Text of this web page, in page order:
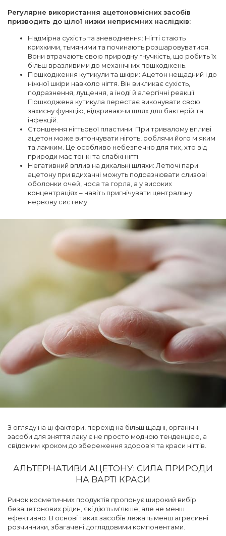
Регулярне використання ацетоновмісних засобів
призводить до цілої низки неприємних наслідків:
Надмірна сухість та зневоднення: Нігті стають
крихкими, тьмяними та починають розшаровуватися.
Вони втрачають свою природну гнучкість, що робить їх
більш вразливими до механічних пошкоджень.
Пошкодження кутикули та шкіри: Ацетон нещадний і до
ніжної шкіри навколо нігтя. Він викликає сухість,
подразнення, лущення, а іноді й алергічні реакції.
Пошкоджена кутикула перестає виконувати свою
захисну функцію, відкриваючи шлях для бактерій та
інфекцій.
Стоншення нігтьової пластини: При тривалому впливі
ацетон може витончувати ніготь, роблячи його м'яким
та ламким. Це особливо небезпечно для тих, хто від
природи має тонкі та слабкі нігті.
Негативний вплив на дихальні шляхи: Летючі пари
ацетону при вдиханні можуть подразнювати слизові
оболонки очей, носа та горла, а у високих
концентраціях – навіть пригнічувати центральну
нервову систему.
З огляду на ці фактори, перехід на більш щадні, органічні
засоби для зняття лаку є не просто модною тенденцією, а
свідомим кроком до збереження здоров'я та краси нігтів.
АЛЬТЕРНАТИВИ АЦЕТОНУ: СИЛА ПРИРОДИ
НА ВАРТІ КРАСИ
Ринок косметичних продуктів пропонує широкий вибір
безацетонових рідин, які діють м'якше, але не менш
ефективно. В основі таких засобів лежать менш агресивні
розчинники, збагачені доглядовими компонентами.